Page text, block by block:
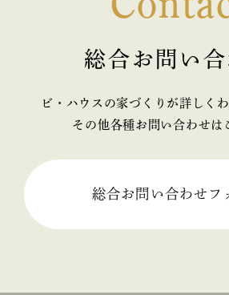
2025年02月 (2)
2025年01月 (1)
2024年11月 (1)
2024年10月 (1)
総合お問い合
ビ・ハウスの家づくりが詳しく
その他各種お問い合わせは
総合お問い合わせフ